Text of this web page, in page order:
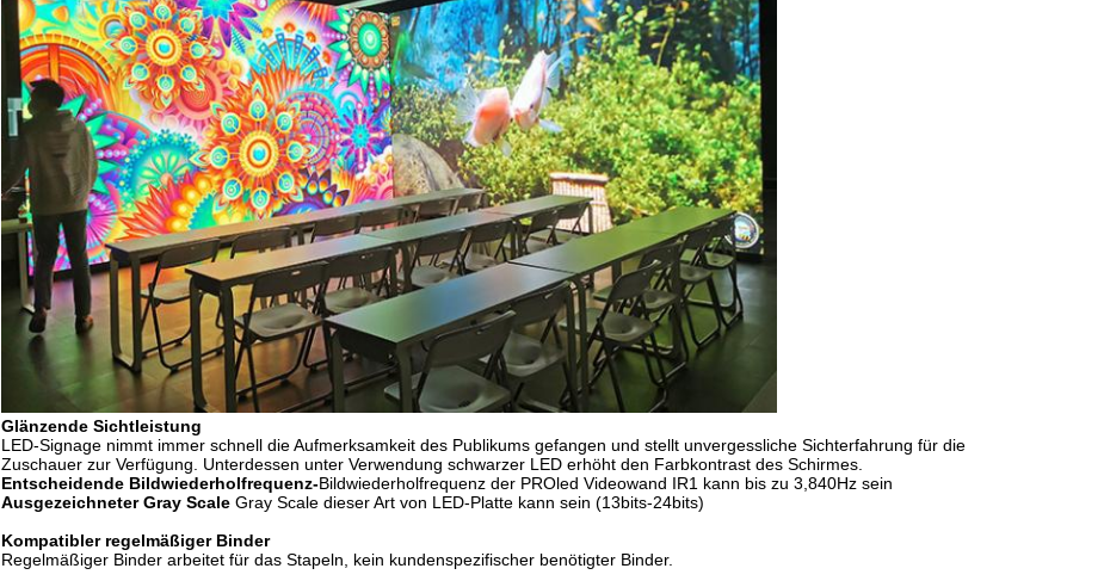
Glänzende Sichtleistung
LED-Signage nimmt immer schnell die Aufmerksamkeit des Publikums gefangen und stellt unvergessliche Sichterfahrung für die
Zuschauer zur Verfügung. Unterdessen unter Verwendung schwarzer LED erhöht den Farbkontrast des Schirmes.
Entscheidende Bildwiederholfrequenz-Bildwiederholfrequenz der PROled Videowand IR1 kann bis zu 3,840Hz sein
Ausgezeichneter Gray Scale Gray Scale dieser Art von LED-Platte kann sein (13bits-24bits)
Kompatibler regelmäßiger Binder
Regelmäßiger Binder arbeitet für das Stapeln, kein kundenspezifischer benötigter Binder.